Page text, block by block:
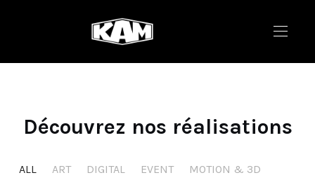
Découvrez nos réalisations
ALL ART DIGITAL EVENT
MOTION & 3D